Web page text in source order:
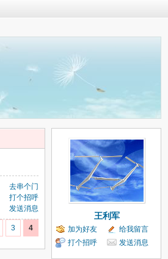
去串个门
打个招呼
发送消息
3 4
王利军
加为好友
给我留言
打个招呼
发送消息